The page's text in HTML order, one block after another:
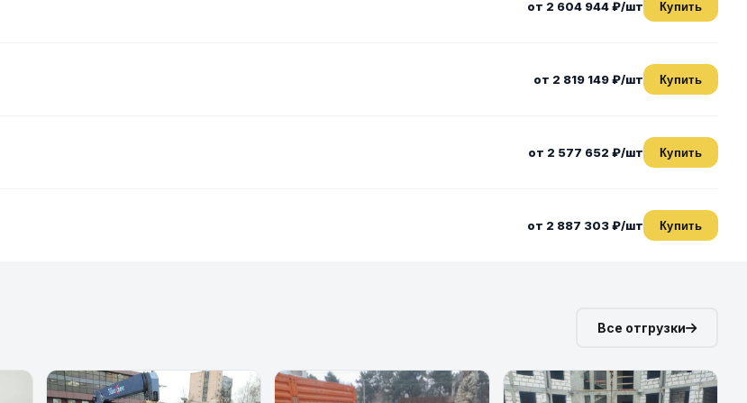
от 2 604 944 ₽/шт Купить
от 2 819 149 ₽/шт Купить
от 2 577 652 ₽/шт Купить
от 2 887 303 ₽/шт Купить
Все отгрузки